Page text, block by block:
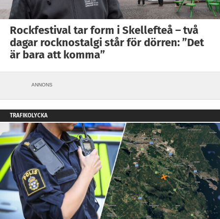
Rockfestival tar form i Skellefteå – två
dagar rocknostalgi står för dörren: ”Det
är bara att komma”
ANNONS
TRAFIKOLYCKA